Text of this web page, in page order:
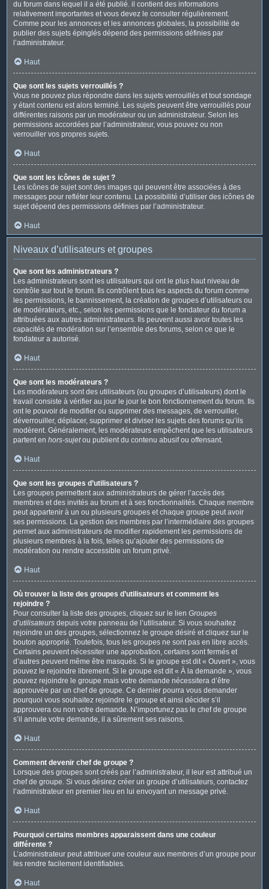
du forum dans lequel il a été publié. il contient des informations
relativement importantes et vous devez le consulter régulièrement.
Comme pour les annonces et les annonces globales, la possibilité de
publier des sujets épinglés dépend des permissions définies par
l’administrateur.
Haut
Que sont les sujets verrouillés ?
Vous ne pouvez plus répondre dans les sujets verrouillés et tout sondage
y étant contenu est alors terminé. Les sujets peuvent être verrouillés pour
différentes raisons par un modérateur ou un administrateur. Selon les
permissions accordées par l’administrateur, vous pouvez ou non
verrouiller vos propres sujets.
Haut
Que sont les icônes de sujet ?
Les icônes de sujet sont des images qui peuvent être associées à des
messages pour refléter leur contenu. La possibilité d’utiliser des icônes de
sujet dépend des permissions définies par l’administrateur.
Haut
Niveaux d’utilisateurs et groupes
Que sont les administrateurs ?
Les administrateurs sont les utilisateurs qui ont le plus haut niveau de
contrôle sur tout le forum. Ils contrôlent tous les aspects du forum comme
les permissions, le bannissement, la création de groupes d’utilisateurs ou
de modérateurs, etc., selon les permissions que le fondateur du forum a
attribuées aux autres administrateurs. Ils peuvent aussi avoir toutes les
capacités de modération sur l’ensemble des forums, selon ce que le
fondateur a autorisé.
Haut
Que sont les modérateurs ?
Les modérateurs sont des utilisateurs (ou groupes d’utilisateurs) dont le
travail consiste à vérifier au jour le jour le bon fonctionnement du forum. Ils
ont le pouvoir de modifier ou supprimer des messages, de verrouiller,
déverrouiller, déplacer, supprimer et diviser les sujets des forums qu’ils
modèrent. Généralement, les modérateurs empêchent que les utilisateurs
partent en hors-sujetou publient du contenu abusif ou offensant.
Haut
Que sont les groupes d’utilisateurs ?
Les groupes permettent aux administrateurs de gérer l’accès des
membres et des invités au forum et à ses fonctionnalités. Chaque membre
peut appartenir à un ou plusieurs groupes et chaque groupe peut avoir
ses permissions. La gestion des membres par l’intermédiaire des groupes
permet aux administrateurs de modifier rapidement les permissions de
plusieurs membres à la fois, telles qu’ajouter des permissions de
modération ou rendre accessible un forum privé.
Haut
Où trouver la liste des groupes d’utilisateurs et comment les
rejoindre ?
Pour consulter la liste des groupes, cliquez sur le lien Groupes
d’utilisateurs depuis votre panneau de l’utilisateur. Si vous souhaitez
rejoindre un des groupes, sélectionnez le groupe désiré et cliquez sur le
bouton approprié. Toutefois, tous les groupes ne sont pas en libre accès.
Certains peuvent nécessiter une approbation, certains sont fermés et
d’autres peuvent même être masqués. Si le groupe est dit « Ouvert », vous
pouvez le rejoindre librement. Si le groupe est dit « À la demande », vous
pouvez rejoindre le groupe mais votre demande nécessitera d’être
approuvée par un chef de groupe. Ce dernier pourra vous demander
pourquoi vous souhaitez rejoindre le groupe et ainsi décider s’il
approuvera ou non votre demande. N’importunez pas le chef de groupe
s’il annule votre demande, il a sûrement ses raisons.
Haut
Comment devenir chef de groupe ?
Lorsque des groupes sont créés par l’administrateur, il leur est attribué un
chef de groupe. Si vous désirez créer un groupe d’utilisateurs, contactez
l’administrateur en premier lieu en lui envoyant un message privé.
Haut
Pourquoi certains membres apparaissent dans une couleur
différente ?
L’administrateur peut attribuer une couleur aux membres d’un groupe pour
les rendre facilement identifiables.
Haut